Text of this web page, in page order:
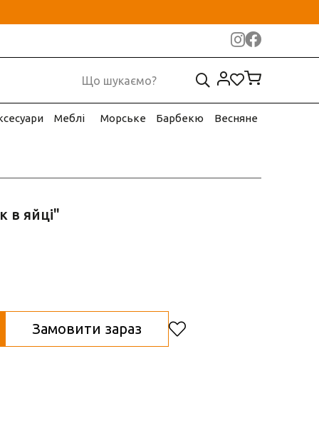
Меблі Морське Барбекю Весняне
в яйці"
Замовити зараз